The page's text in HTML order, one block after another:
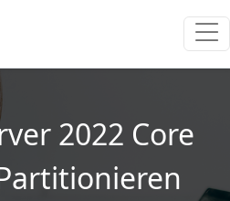
2022 Core